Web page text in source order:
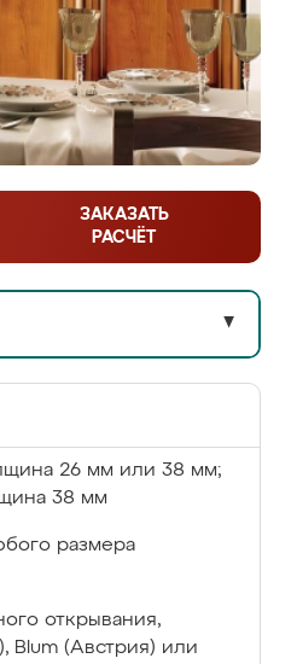
ЗАКАЗАТЬ
РАСЧЁТ
▼
26 мм или 38 мм;
38 мм
размера
открывания,
Blum (Австрия) или